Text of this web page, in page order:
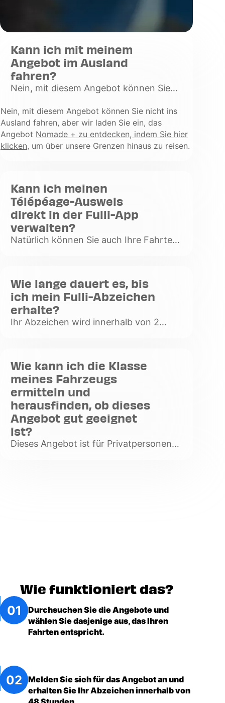
Kann ich mit meinem
Angebot im Ausland
fahren?
Nein, mit diesem Angebot können Sie
Sie ein, das Angebot Nomade + zu
entdecken, indem Sie hier klicken, um
üb
Voir
Nein, mit diesem Angebot können Sie nicht ins
Ausland fahren, aber wir laden Sie ein, das
Angebot Nomade + zu entdecken, indem Sie hier
klicken, um über unsere Grenzen hinaus zu reisen.
Kann ich meinen
Télépéage-Ausweis
direkt in der Fulli-App
verwalten?
Natürlich können Sie auch Ihre Fahrten
Kontaktdaten
Voir
plus
Wie lange dauert es, bis
ich mein Fulli-Abzeichen
erhalte?
Ihr Abzeichen wird innerhalb von 2
Wie kann ich die Klasse
meines Fahrzeugs
ermitteln und
herausfinden, ob dieses
Angebot gut geeignet
ist?
Dieses Angebot ist für Privatpersonen
Wie funktioniert das?
Durchsuchen Sie die Angebote und
wählen Sie dasjenige aus, das Ihren
Fahrten entspricht.
Melden Sie sich für das Angebot an und
erhalten Sie Ihr Abzeichen innerhalb von